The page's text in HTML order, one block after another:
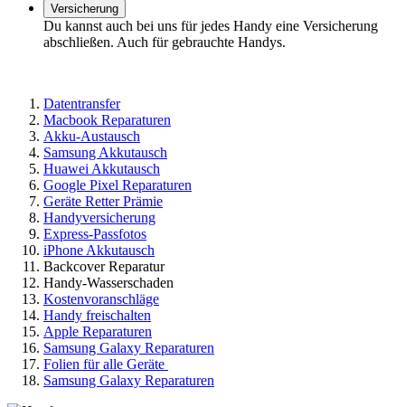
Versicherung
Du kannst auch bei uns für jedes Handy eine Versicherung
abschließen. Auch für gebrauchte Handys.
Datentransfer
Macbook Reparaturen
Akku-Austausch
Samsung Akkutausch
Huawei Akkutausch
Google Pixel Reparaturen
Geräte Retter Prämie
Handyversicherung
Express-Passfotos
iPhone Akkutausch
Backcover Reparatur
Handy-Wasserschaden
Kostenvoranschläge
Handy freischalten
Apple Reparaturen
Samsung Galaxy Reparaturen
Folien für alle Geräte
Samsung Galaxy Reparaturen